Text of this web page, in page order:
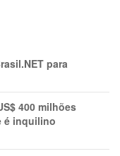
para
400 milhões
é inquilino